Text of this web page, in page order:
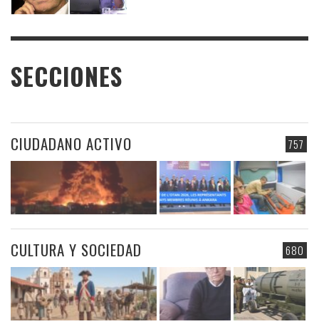
SECCIONES
757
CIUDADANO ACTIVO
680
CULTURA Y SOCIEDAD